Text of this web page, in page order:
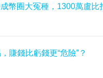
幣圈大冤種，1300萬盧比
賺錢比虧錢更“危險”？